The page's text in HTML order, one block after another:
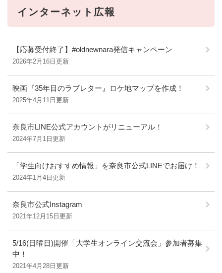
インターネット広報
【応募受付終了】#oldnewnara発信キャンペーン
2026年2月16日更新
映画『35年目のラブレター』ロケ地マップを作成！
2025年4月11日更新
奈良市LINE公式アカウントがリニューアル！
2024年7月1日更新
「学生向けおすすめ情報」を奈良市公式LINEでお届け！
2024年1月4日更新
奈良市公式Instagram
2021年12月15日更新
5/16(日曜日)開催「大学生オンライン交流会」参加者募集
中！
2021年4月28日更新